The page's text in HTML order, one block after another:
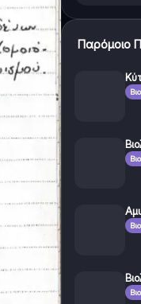
Παρόμοιο